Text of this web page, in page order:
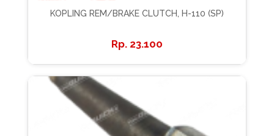
KOPLING REM/BRAKE CLUTCH, H-110 (SP)
23.100